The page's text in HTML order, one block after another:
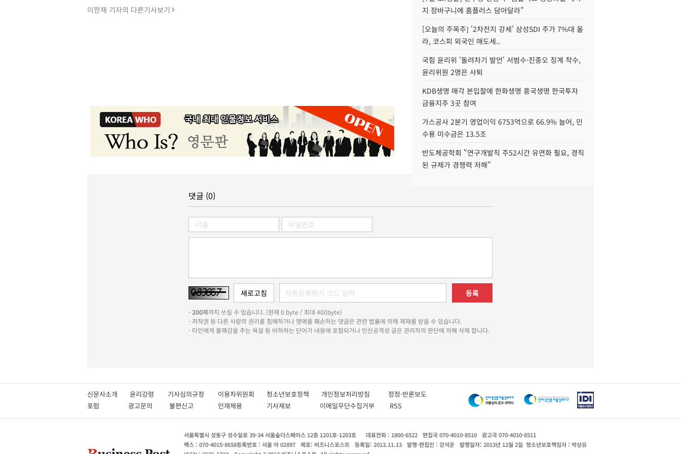
이한재 기자의 다른기사보기
지 장바구니에 홈플러스 담아달라"
[오늘의 주목주] '2차전지 강세' 삼성SDI 주가 7%대 올
라, 코스피 외국인 매도세..
국힘 윤리위 '돌려차기 발언' 서범수·진종오 징계 착수,
윤리위원 2명은 사퇴
KDB생명 매각 본입찰에 한화생명 흥국생명 한국투자
금융지주 3곳 참여
가스공사 2분기 영업이익 6753억으로 66.9% 늘어, 민
수용 미수금은 13.5조
반도체공학회 "연구개발직 주52시간 유연화 필요, 경직
된 규제가 경쟁력 저해"
댓글 (0)
등록
-200자까지 쓰실 수 있습니다. (현재 0 byte / 최대 400byte)
- 저작권 등 다른 사람의 권리를 침해하거나 명예를 훼손하는 댓글은 관련 법률에 의해 제재를 받을 수 있습니다.
- 타인에게 불쾌감을 주는 욕설 등 비하하는 단어가 내용에 포함되거나 인신공격성 글은 관리자의 판단에 의해 삭제 합니다.
신문사소개 윤리강령 기사심의규정 이용자위원회 청소년보호정책 개인정보처리방침 정정·반론보도
포럼
광고문의 불편신고 인재채용 기사제보 이메일무단수집거부 RSS
서울특별시 성동구 성수일로 39-34 서울숲더스페이스 12층 1201호-1203호 대표전화 : 1800-6522 편집국 070-4010-8510
광고국 070-4010-8511
팩스 : 070-4015-8658등록번호 : 서울 아 02897 제호: 비즈니스포스트 등록일: 2013.11.13 발행·편집인 : 강석운 발행일자: 2013년 12월 2일 청소년보호책임자 : 박상유